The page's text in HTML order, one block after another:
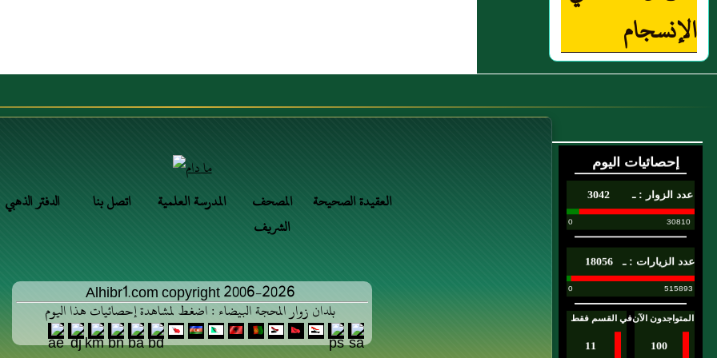
الإنسجام
الدفتر الذهبي اتصل بنا المدرسة العلمية
المصحف
الشريف
العقيدة الصحيحة
Alhibr1.com copyright 2006-2026
بلدان زوار المحجة البيضاء : اضغط لمشاهدة إحصائيات هذا اليوم